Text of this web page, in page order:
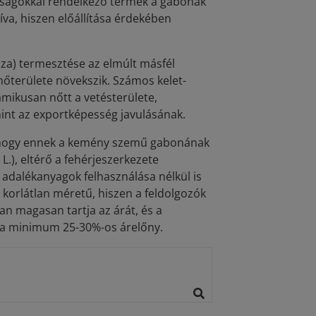
hiszen előállítása érdekében
termesztése az elmúlt másfél
növekszik. Számos kelet-
nőtt a vetésterülete,
az exportképesség javulásának.
ennek a kemény szemű gabonának
eltérő a fehérjeszerkezete
felhasználása nélkül is
méretű, hiszen a feldolgozók
magasan tartja az árát, és a
minimum 25-30%-os árelőny.